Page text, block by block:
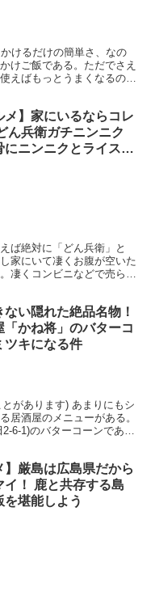
けるだけの簡単さ、なの
けご飯である。ただでさえ
えばもっとうまくなるのだ
メ】家にいるならコレ
ん兵衛ガチニンニク
にニンニクとライスを
ば絶対に「どん兵衛」と
家にいて凄くお腹が空いた
凄くコンビニなどで売られ
い隠れた絶品名物！
「かね将」のバターコ
ツキになる件
があります) あまりにもシ
居酒屋のメニューがある。
6-1)のバターコーンであ
】厳島は広島県だから
イ！ 鹿と共存する島
を堪能しよう